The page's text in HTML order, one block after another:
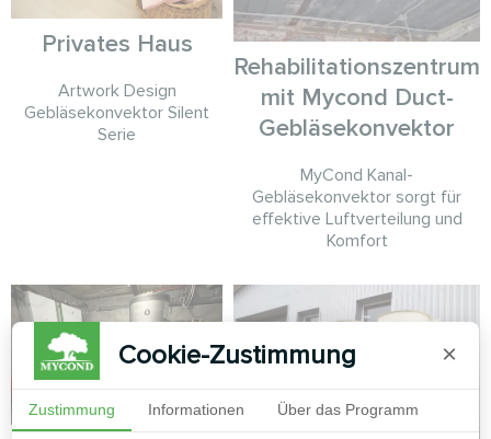
Privates Haus
Artwork Design
Gebläsekonvektor Silent
Serie
Rehabilitationszentrum
mit Mycond Duct-
Gebläsekonvektor
MyCond Kanal-
Gebläsekonvektor sorgt für
effektive Luftverteilung und
Komfort
Cookie-Zustimmung ×
Zustimmung Informationen Über das Programm